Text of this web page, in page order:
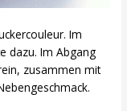
Im
dazu. Im Abgang
zusammen mit